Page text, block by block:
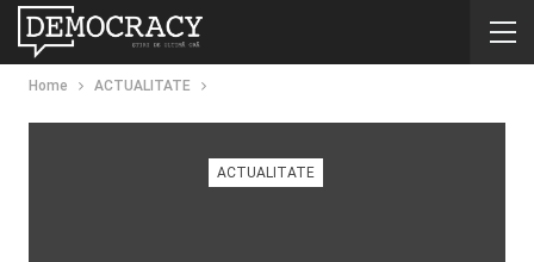
Home ACTUALITATE
ACTUALITATE